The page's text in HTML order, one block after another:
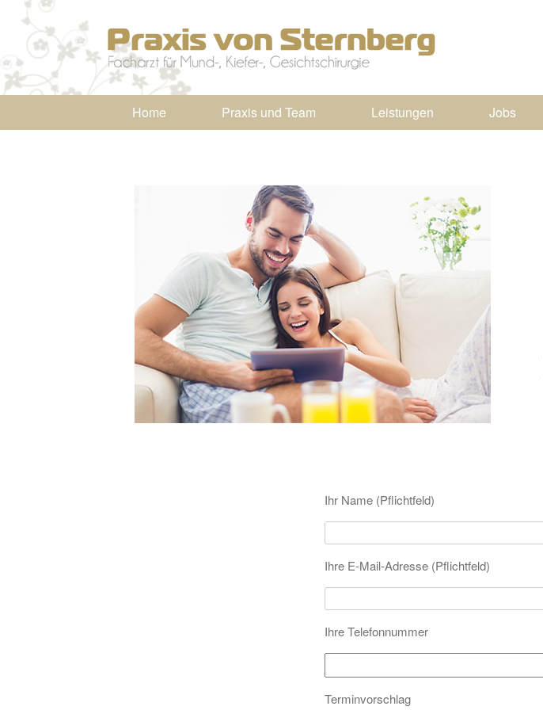
Home Praxis und Team Leistungen Jobs
Ihr Name (Pflichtfeld)
Ihre E-Mail-Adresse (Pflichtfeld)
Ihre Telefonnummer
Terminvorschlag